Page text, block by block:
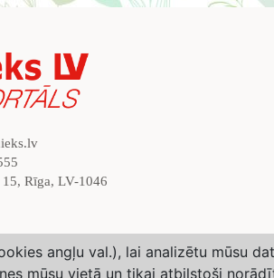
Rīga, LV-1046
angļu val.), lai analizētu mūsu
mūsu vietā un tikai atbilstoši